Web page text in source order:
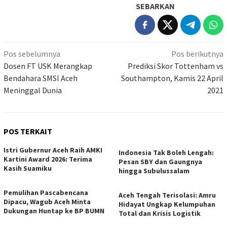
SEBARKAN
Navigasi
pos
Pos sebelumnya
Dosen FT USK Merangkap
Bendahara SMSI Aceh
Meninggal Dunia
Pos berikutnya
Prediksi Skor Tottenham vs
Southampton, Kamis 22 April
2021
POS TERKAIT
Istri Gubernur Aceh Raih AMKI
Kartini Award 2026: Terima
Kasih Suamiku
Indonesia Tak Boleh Lengah:
Pesan SBY dan Gaungnya
hingga Subulussalam
Pemulihan Pascabencana
Dipacu, Wagub Aceh Minta
Dukungan Huntap ke BP BUMN
Aceh Tengah Terisolasi: Amru
Hidayat Ungkap Kelumpuhan
Total dan Krisis Logistik